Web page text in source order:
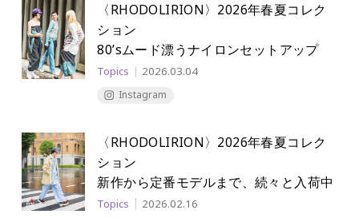
〈RHODOLIRION〉2026年春夏コレク
ション
80’sムード漂うナイロンセットアップ
Topics 2026.03.04
Instagram
〈RHODOLIRION〉2026年春夏コレク
ション
新作から定番モデルまで、続々と入荷中
Topics 2026.02.16